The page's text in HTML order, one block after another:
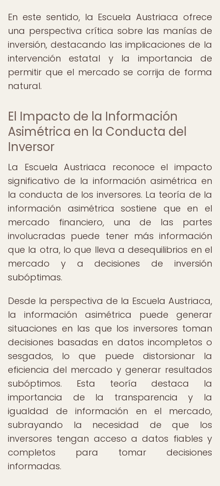
En este sentido, la Escuela Austriaca ofrece
una perspectiva crítica sobre las manías de
inversión, destacando las implicaciones de la
intervención estatal y la importancia de
permitir que el mercado se corrija de forma
natural.
El Impacto de la Información
Asimétrica en la Conducta del
Inversor
La Escuela Austriaca reconoce el impacto
significativo de la información asimétrica en
la conducta de los inversores. La teoría de la
información asimétrica sostiene que en el
mercado financiero, una de las partes
involucradas puede tener más información
que la otra, lo que lleva a desequilibrios en el
mercado y a decisiones de inversión
subóptimas.
Desde la perspectiva de la Escuela Austriaca,
la información asimétrica puede generar
situaciones en las que los inversores toman
decisiones basadas en datos incompletos o
sesgados, lo que puede distorsionar la
eficiencia del mercado y generar resultados
subóptimos. Esta teoría destaca la
importancia de la transparencia y la
igualdad de información en el mercado,
subrayando la necesidad de que los
inversores tengan acceso a datos fiables y
completos para tomar decisiones
informadas.